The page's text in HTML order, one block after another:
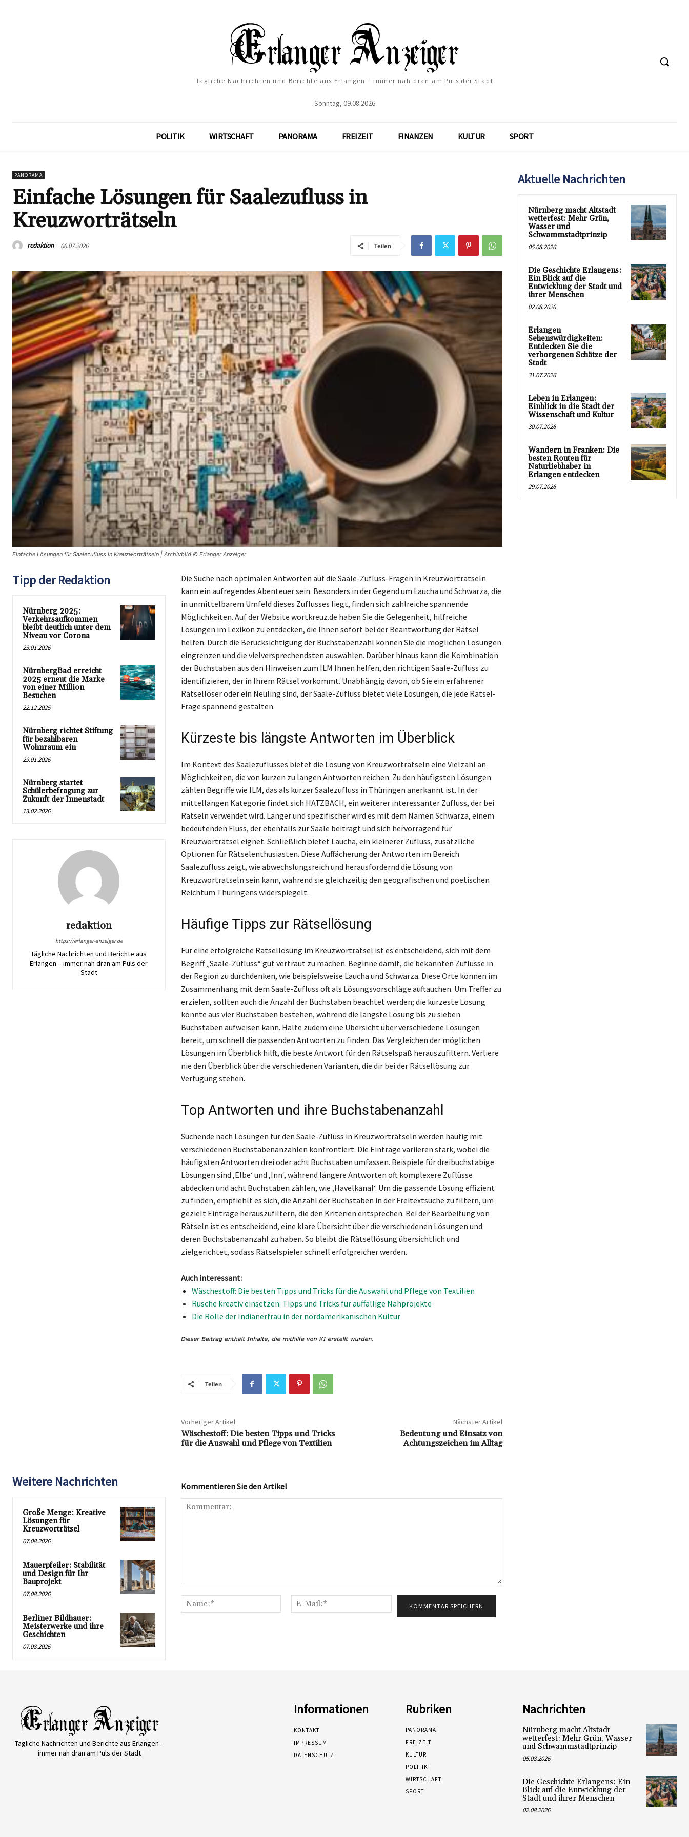
Tägliche Nachrichten und Berichte aus Erlangen – immer nah dran am Puls der Stadt
Sonntag, 09.08.2026
POLITIK WIRTSCHAFT PANORAMA FREIZEIT FINANZEN KULTUR SPORT
PANORAMA
Einfache Lösungen für Saalezufluss in
Kreuzworträtseln
redaktion 06.07.2026 Teilen
Einfache Lösungen für Saalezufluss in Kreuzworträtseln | Archivbild © Erlanger Anzeiger
Tipp der Redaktion
Nürnberg 2025:
Verkehrsaufkommen
bleibt deutlich unter dem
Niveau vor Corona
23.01.2026
NürnbergBad erreicht
2025 erneut die Marke
von einer Million
Besuchen
22.12.2025
Nürnberg richtet Stiftung
für bezahlbaren
Wohnraum ein
29.01.2026
Nürnberg startet
Schülerbefragung zur
Zukunft der Innenstadt
13.02.2026
redaktion
https://erlanger-anzeiger.de
Tägliche Nachrichten und Berichte aus
Erlangen – immer nah dran am Puls der
Stadt
Die Suche nach optimalen Antworten auf die Saale-Zufluss-Fragen in Kreuzworträtseln
kann ein aufregendes Abenteuer sein. Besonders in der Gegend um Laucha und Schwarza, die
in unmittelbarem Umfeld dieses Zuflusses liegt, finden sich zahlreiche spannende
Möglichkeiten. Auf der Website wortkreuz.de haben Sie die Gelegenheit, hilfreiche
Lösungen im Lexikon zu entdecken, die Ihnen sofort bei der Beantwortung der Rätsel
helfen. Durch die Berücksichtigung der Buchstabenzahl können Sie die möglichen Lösungen
eingrenzen und die vielversprechendsten auswählen. Darüber hinaus kann die Kombination
der Buchstaben aus den Hinweisen zum ILM Ihnen helfen, den richtigen Saale-Zufluss zu
identifizieren, der in Ihrem Rätsel vorkommt. Unabhängig davon, ob Sie ein erfahrener
Rätsellöser oder ein Neuling sind, der Saale-Zufluss bietet viele Lösungen, die jede Rätsel-
Frage spannend gestalten.
Kürzeste bis längste Antworten im Überblick
Im Kontext des Saalezuflusses bietet die Lösung von Kreuzworträtseln eine Vielzahl an
Möglichkeiten, die von kurzen zu langen Antworten reichen. Zu den häufigsten Lösungen
zählen Begriffe wie ILM, das als kurzer Saalezufluss in Thüringen anerkannt ist. In der
mittellangen Kategorie findet sich HATZBACH, ein weiterer interessanter Zufluss, der bei
Rätseln verwendet wird. Länger und spezifischer wird es mit dem Namen Schwarza, einem
bedeutenden Fluss, der ebenfalls zur Saale beiträgt und sich hervorragend für
Kreuzworträtsel eignet. Schließlich bietet Laucha, ein kleinerer Zufluss, zusätzliche
Optionen für Rätselenthusiasten. Diese Auffächerung der Antworten im Bereich
Saalezufluss zeigt, wie abwechslungsreich und herausfordernd die Lösung von
Kreuzworträtseln sein kann, während sie gleichzeitig den geografischen und poetischen
Reichtum Thüringens widerspiegelt.
Häufige Tipps zur Rätsellösung
Für eine erfolgreiche Rätsellösung im Kreuzworträtsel ist es entscheidend, sich mit dem
Begriff „Saale-Zufluss“ gut vertraut zu machen. Beginne damit, die bekannten Zuflüsse in
der Region zu durchdenken, wie beispielsweise Laucha und Schwarza. Diese Orte können im
Zusammenhang mit dem Saale-Zufluss oft als Lösungsvorschläge auftauchen. Um Treffer zu
erzielen, sollten auch die Anzahl der Buchstaben beachtet werden; die kürzeste Lösung
könnte aus vier Buchstaben bestehen, während die längste Lösung bis zu sieben
Buchstaben aufweisen kann. Halte zudem eine Übersicht über verschiedene Lösungen
bereit, um schnell die passenden Antworten zu finden. Das Vergleichen der möglichen
Lösungen im Überblick hilft, die beste Antwort für den Rätselspaß herauszufiltern. Verliere
nie den Überblick über die verschiedenen Varianten, die dir bei der Rätsellösung zur
Verfügung stehen.
Top Antworten und ihre Buchstabenanzahl
Suchende nach Lösungen für den Saale-Zufluss in Kreuzworträtseln werden häufig mit
verschiedenen Buchstabenanzahlen konfrontiert. Die Einträge variieren stark, wobei die
häufigsten Antworten drei oder acht Buchstaben umfassen. Beispiele für dreibuchstabige
Lösungen sind ‚Elbe‘ und ‚Inn‘, während längere Antworten oft komplexere Zuflüsse
abdecken und acht Buchstaben zählen, wie ‚Havelkanal‘. Um die passende Lösung effizient
zu finden, empfiehlt es sich, die Anzahl der Buchstaben in der Freitextsuche zu filtern, um
gezielt Einträge herauszufiltern, die den Kriterien entsprechen. Bei der Bearbeitung von
Rätseln ist es entscheidend, eine klare Übersicht über die verschiedenen Lösungen und
deren Buchstabenanzahl zu haben. So bleibt die Rätsellösung übersichtlich und
zielgerichtet, sodass Rätselspieler schnell erfolgreicher werden.
Auch interessant:
Wäschestoff: Die besten Tipps und Tricks für die Auswahl und Pflege von Textilien
Rüsche kreativ einsetzen: Tipps und Tricks für auffällige Nähprojekte
Die Rolle der Indianerfrau in der nordamerikanischen Kultur
Teilen
Vorheriger Artikel
Wäschestoff: Die besten Tipps und Tricks
für die Auswahl und Pflege von Textilien
Nächster Artikel
Bedeutung und Einsatz von
Achtungszeichen im Alltag
Weitere Nachrichten
Große Menge: Kreative
Lösungen für
Kreuzworträtsel
07.08.2026
Mauerpfeiler: Stabilität
und Design für Ihr
Bauprojekt
07.08.2026
Berliner Bildhauer:
Meisterwerke und ihre
Geschichten
07.08.2026
Kommentieren Sie den Artikel
Name:*
Mail:*
Aktuelle Nachrichten
Nürnberg macht Altstadt
wetterfest: Mehr Grün,
Wasser und
Schwammstadtprinzip
05.08.2026
Die Geschichte Erlangens:
Ein Blick auf die
Entwicklung der Stadt und
ihrer Menschen
02.08.2026
Erlangen
Sehenswürdigkeiten:
Entdecken Sie die
verborgenen Schätze der
Stadt
31.07.2026
Leben in Erlangen:
Einblick in die Stadt der
Wissenschaft und Kultur
30.07.2026
Wandern in Franken: Die
besten Routen für
Naturliebhaber in
Erlangen entdecken
29.07.2026
Tägliche Nachrichten und Berichte aus Erlangen –
immer nah dran am Puls der Stadt
Informationen
KONTAKT
IMPRESSUM
DATENSCHUTZ
Rubriken
PANORAMA
FREIZEIT
KULTUR
POLITIK
WIRTSCHAFT
SPORT
Nachrichten
Nürnberg macht Altstadt
wetterfest: Mehr Grün, Wasser
und Schwammstadtprinzip
05.08.2026
Die Geschichte Erlangens: Ein
Blick auf die Entwicklung der
Stadt und ihrer Menschen
02.08.2026